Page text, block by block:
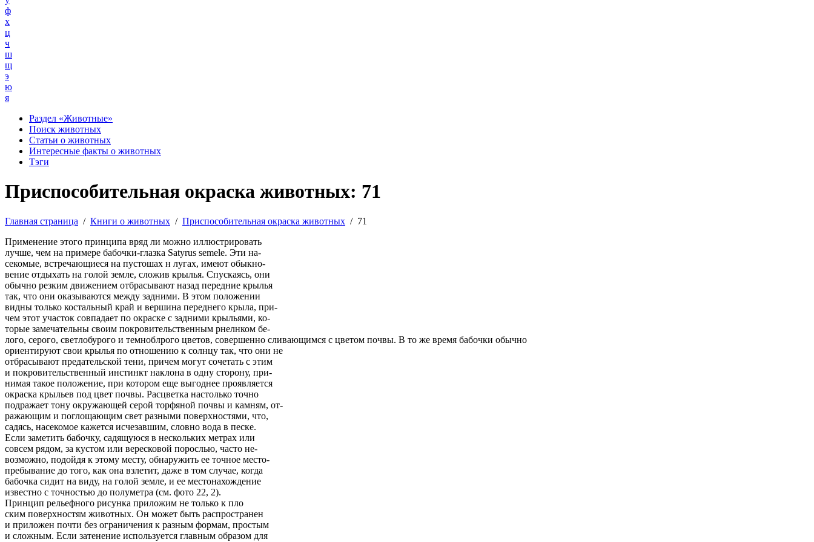
ф
х
ц
ч
ш
щ
э
ю
я
Раздел «Животные»
Поиск животных
Статьи о животных
Интересные факты о животных
Тэги
Приспособительная окраска животных: 71
Главная страница / Книги о животных / Приспособительная окраска животных / 71
Применение этого принципа вряд ли можно иллюстрировать
лучше, чем на примере бабочки-глазка Satyrus semele. Эти на-
секомые, встречающиеся на пустошах н лугах, имеют обыкно-
вение отдыхать на голой земле, сложив крылья. Спускаясь, они
обычно резким движением отбрасывают назад передние крылья
так, что они оказываются между задними. В этом положении
видны только костальный край и вершина переднего крыла, при-
чем этот участок совпадает по окраске с задними крыльями, ко-
торые замечательны своим покровительственным рнелнком бе-
лого, серого, светлобурого и темноблрого цветов, совершенно сливающимся с цветом почвы. В то же время бабочки обычно
ориентируют свои крылья по отношению к солнцу так, что они не
отбрасывают предательской тени, причем могут сочетать с этим
и покровительственный инстинкт наклона в одну сторону, при-
нимая такое положение, при котором еще выгоднее проявляется
окраска крыльев под цвет почвы. Расцветка настолько точно
подражает тону окружающей серой торфяной почвы и камням, от-
ражающим и поглощающим свет разными поверхностями, что,
садясь, насекомое кажется исчезавшим, словно вода в песке.
Если заметить бабочку, садящуюся в нескольких метрах или
совсем рядом, за кустом или вересковой порослью, часто не-
возможно, подойдя к этому месту, обнаружить ее точное место-
пребывание до того, как она взлетит, даже в том случае, когда
бабочка сидит на виду, на голой земле, и ее местонахождение
известно с точностью до полуметра (см. фото 22, 2).
Принцип рельефного рисунка приложим не только к пло
ским поверхностям животных. Он может быть распространен
и приложен почти без ограничения к разным формам, простым
и сложным. Если затенение используется главным образом для